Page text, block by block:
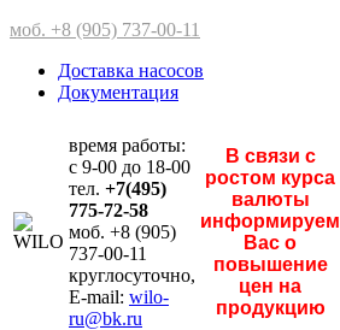
моб. +8 (905) 737-00-11
Доставка насосов
Документация
время работы:
с 9-00 до 18-00
тел. +7(495)
775-72-58
моб. +8 (905)
737-00-11
круглосуточно,
E-mail: wilo-
ru@bk.ru
В связи с
ростом курса
валюты
информируем
Вас о
повышение
цен на
продукцию